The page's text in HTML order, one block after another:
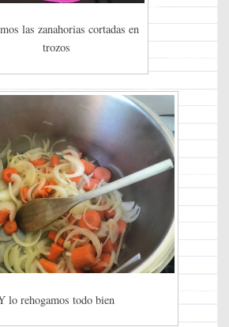
las zanahorias cortadas en
trozos
lo rehogamos todo bien